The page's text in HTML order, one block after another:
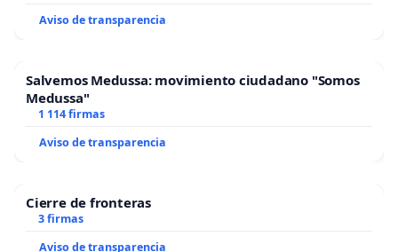
Aviso de transparencia
Salvemos Medussa: movimiento ciudadano "Somos
Medussa"
1 114 firmas
Aviso de transparencia
Cierre de fronteras
3 firmas
Aviso de transparencia